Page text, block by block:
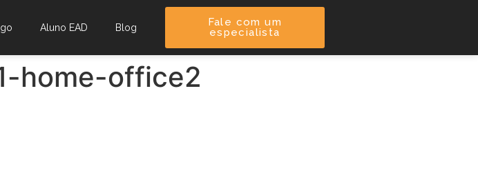
Aluno EAD Blog
Fale com um
especialista
home-office2